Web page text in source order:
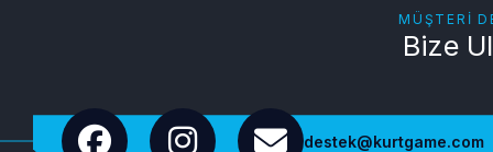
MÜŞTERI
Bize
destek@kurtgame.com